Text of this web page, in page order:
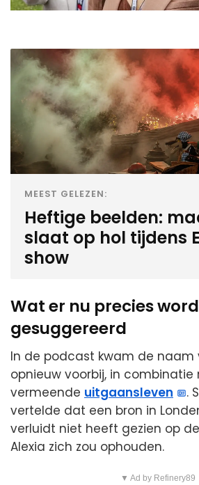
MEEST GELEZEN:
Heftige beelden:
slaat op hol tijdens
show
Wat er nu precies
gesuggereerd
In de podcast kwam de naam
opnieuw voorbij, in combinatie
vermeende uitgaansleven
.
vertelde dat een bron in
verluidt niet heeft gezien op
Alexia zich zou ophouden.
▼ Ad by Refinery89